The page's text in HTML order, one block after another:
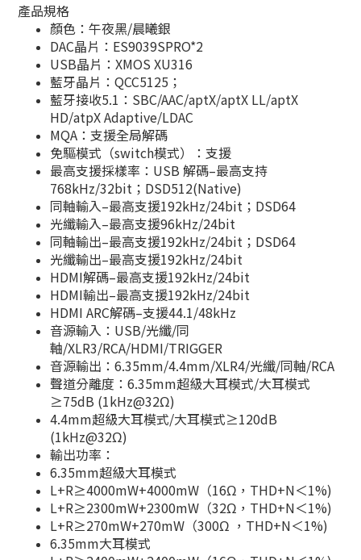
產品規格
顏色：午夜黑/晨曦銀
DAC晶片：ES9039SPRO*2
USB晶片：XMOS XU316
藍牙晶片：QCC5125；
藍牙接收5.1：SBC/AAC/aptX/aptX LL/aptX
HD/atpX Adaptive/LDAC
MQA：支援全局解碼
免驅模式（switch模式）：支援
最高支援採樣率：USB 解碼–最高支持
768kHz/32bit；DSD512(Native)
同軸輸入–最高支援192kHz/24bit；DSD64
光纖輸入–最高支援96kHz/24bit
同軸輸出–最高支援192kHz/24bit；DSD64
光纖輸出–最高支援192kHz/24bit
HDMI解碼–最高支援192kHz/24bit
HDMI輸出–最高支援192kHz/24bit
HDMI ARC解碼–支援44.1/48kHz
音源輸入：USB/光纖/同
軸/XLR3/RCA/HDMI/TRIGGER
音源輸出：6.35mm/4.4mm/XLR4/光纖/同軸/RCA
聲道分離度：6.35mm超級大耳模式/大耳模式
≥75dB (1kHz@32Ω)
4.4mm超級大耳模式/大耳模式≥120dB
(1kHz@32Ω)
輸出功率：
6.35mm超級大耳模式
L+R≥4000mW+4000mW（16Ω，THD+N＜1%)
L+R≥2300mW+2300mW（32Ω，THD+N＜1%)
L+R≥270mW+270mW（300Ω ，THD+N＜1%)
6.35mm大耳模式